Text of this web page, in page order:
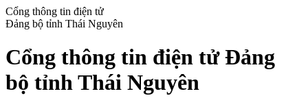
Cổng thông tin điện tử
Đảng bộ tỉnh Thái Nguyên
Cổng thông tin điện tử Đảng
bộ tỉnh Thái Nguyên